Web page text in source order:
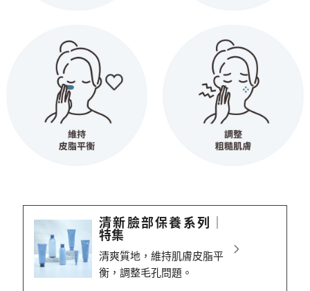
清新臉部保養系列│
特集
清爽質地，維持肌膚皮脂平
衡，調整毛孔問題。